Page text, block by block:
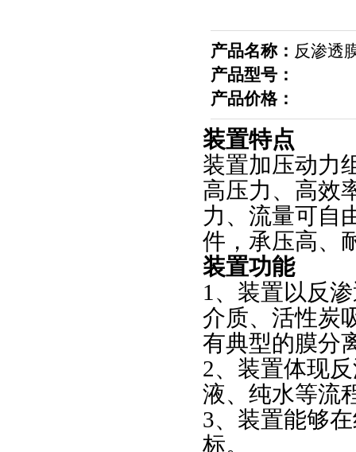
产品名称： 反渗透
产品型号：
产品价格：
装置特点
装置加压动力
高压力、高效
力、流量可自
件，承压高、
装置功能
1、装置以反
介质、活性炭
有典型的膜分
2、装置体现
液、纯水等流
3、装置能够
标。